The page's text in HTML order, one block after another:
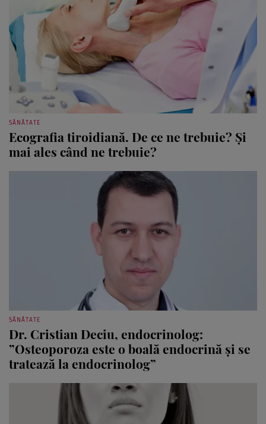
SĂNĂTATE
Ecografia tiroidiană. De ce ne trebuie? Şi
mai ales când ne trebuie?
Dr. Cristian Deciu, endocrinolog:
”Osteoporoza este o boală endocrină şi se
tratează la endocrinolog”